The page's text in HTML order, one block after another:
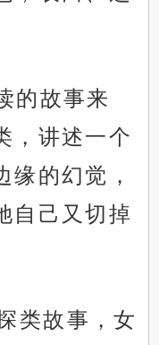
的故事来
，讲述一个
缘的幻觉，
自己又切掉
类故事，女